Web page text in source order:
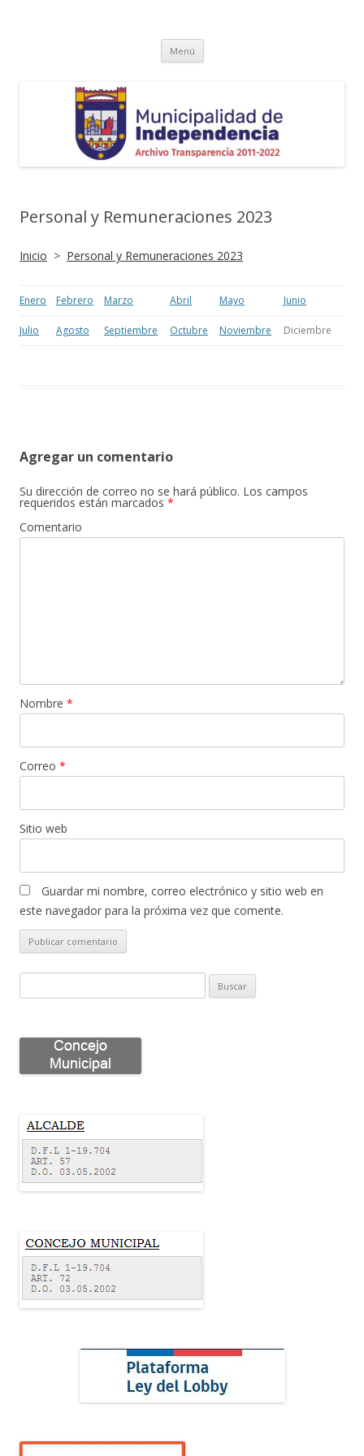
Menú Saltar
contenido
Personal y Remuneraciones 2023
Inicio > Personal y Remuneraciones 2023
Enero Febrero Marzo Abril Mayo Junio
Julio Agosto Septiembre Octubre Noviembre Diciembre
Agregar un comentario
Su dirección de correo no se hará público. Los campos
requeridos están marcados *
Comentario
Nombre *
Correo *
Sitio web
Guardar mi nombre, correo electrónico y sitio web en
este navegador para la próxima vez que comente.
u
c
r
r